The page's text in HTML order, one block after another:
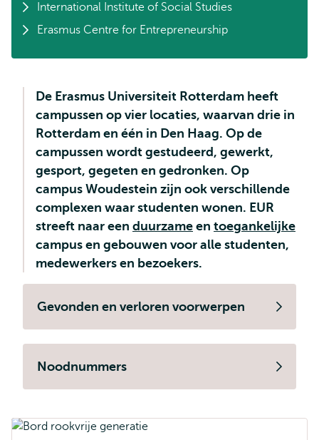
International Institute of Social Studies
Erasmus Centre for Entrepreneurship
De Erasmus Universiteit Rotterdam heeft
campussen op vier locaties, waarvan drie in
Rotterdam en één in Den Haag. Op de
campussen wordt gestudeerd, gewerkt,
gesport, gegeten en gedronken. Op
campus Woudestein zijn ook verschillende
complexen waar studenten wonen. EUR
streeft naar een duurzame en toegankelijke
campus en gebouwen voor alle studenten,
medewerkers en bezoekers.
Gevonden en verloren voorwerpen
Noodnummers